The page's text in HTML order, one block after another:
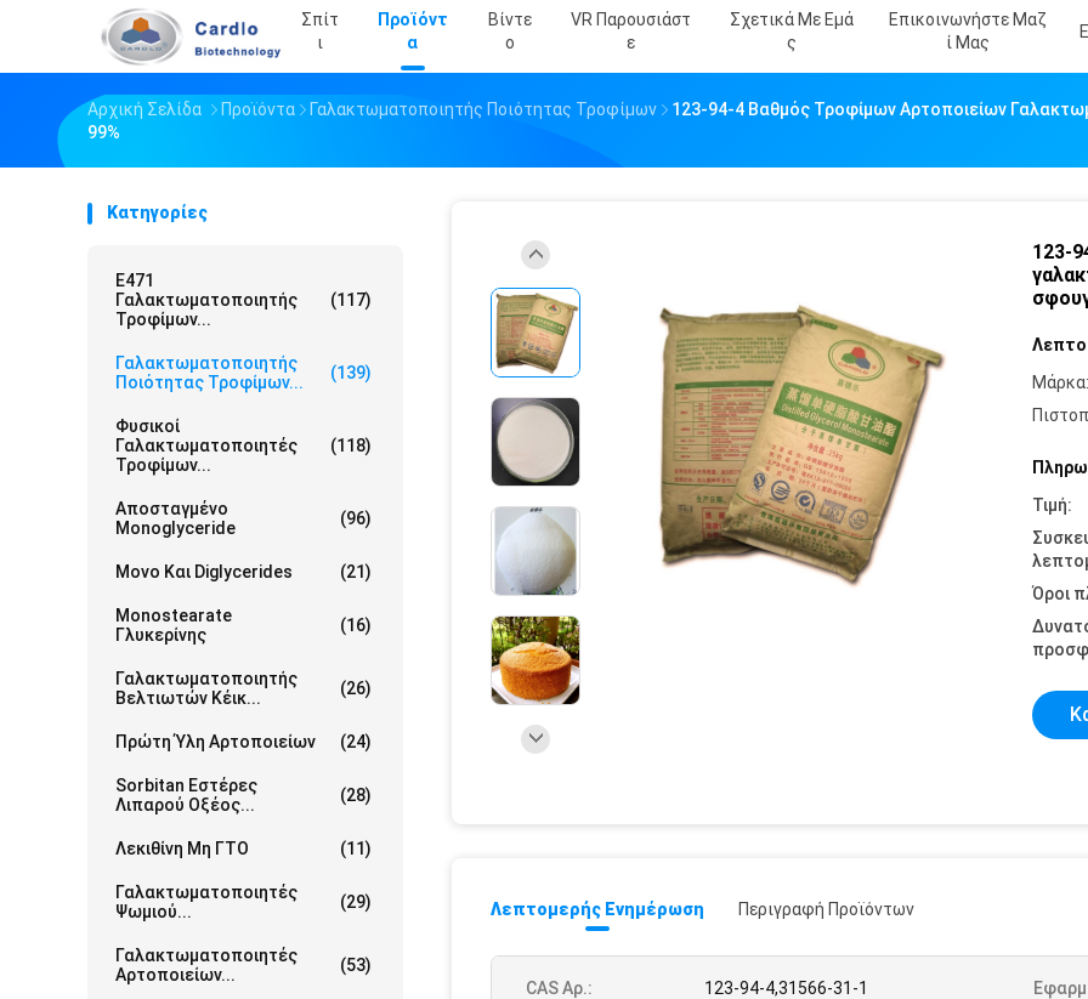
Σπίτ
Ι
Προϊόντ
Α
Βίντε
Ο
VR Παρουσιάστ
Ε
Σχετικά Με Εμά
Σ
Επικοινωνήστε Μαζ
Ί Μας
Αρχική Σελίδα Προϊόντα Γαλακτωματοποιητής Ποιότητας Τροφίμων
123-94-4 Βαθμός Τροφίμων Αρτοποιείων
99%
Κατηγορίες
E471
Γαλακτωματοποιητής
Τροφίμων...
(117)
Γαλακτωματοποιητής
Ποιότητας Τροφίμων...
(139)
Φυσικοί
Γαλακτωματοποιητές
Τροφίμων...
(118)
Αποσταγμένο
Monoglyceride
(96)
Μονο Και Diglycerides (21)
Monostearate
Γλυκερίνης
(16)
Γαλακτωματοποιητής
Βελτιωτών Κέικ...
(26)
Πρώτη Ύλη Αρτοποιείων (24)
Sorbitan Εστέρες
Λιπαρού Οξέος...
(28)
Λεκιθίνη Μη ΓΤΟ (11)
Γαλακτωματοποιητές
Ψωμιού...
(29)
Γαλακτωματοποιητές
Αρτοποιείων...
(53)
123-
Μάρκα:
Τιμή:
Όροι
Λεπτομερής Ενημέρωση Περιγραφή Προϊόντων
CAS Αρ.: 123-94-4,31566-31-1